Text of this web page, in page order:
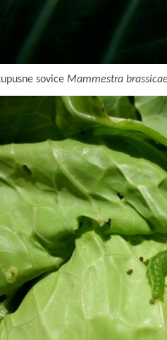
sovice Mammestra